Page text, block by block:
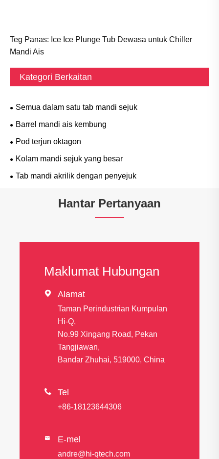
Teg Panas: Ice Ice Plunge Tub Dewasa untuk Chiller
Mandi Ais
Kategori Berkaitan
Semua dalam satu tab mandi sejuk
Barrel mandi ais kembung
Pod terjun oktagon
Kolam mandi sejuk yang besar
Tab mandi akrilik dengan penyejuk
Hantar Pertanyaan
Maklumat Hubungan
 Alamat
Taman Perindustrian Kumpulan
Hi-Q,
No.99 Xingang Road, Pekan
Tangjiawan,
Bandar Zhuhai, 519000, China
 Tel
+86-18123644306
 E-mel
andre@hi-qtech.com